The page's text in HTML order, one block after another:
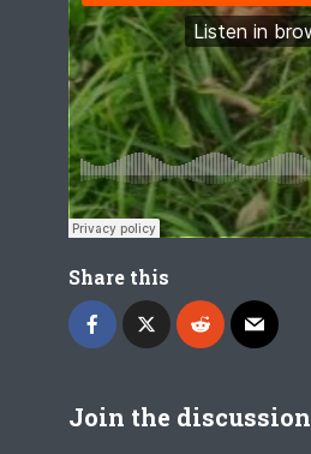
Share this
Join the discussion